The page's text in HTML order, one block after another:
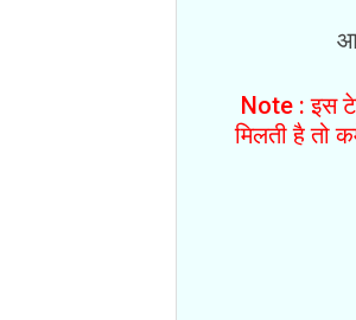
Note : इस
मिलती है तो